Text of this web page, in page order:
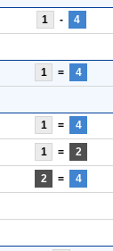
1 - 4
1 = 4
1 = 4
1 = 2
2 = 4